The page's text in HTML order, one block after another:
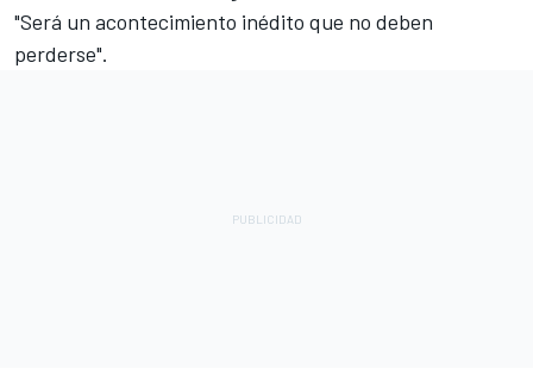
"Será un acontecimiento inédito que no deben
perderse".